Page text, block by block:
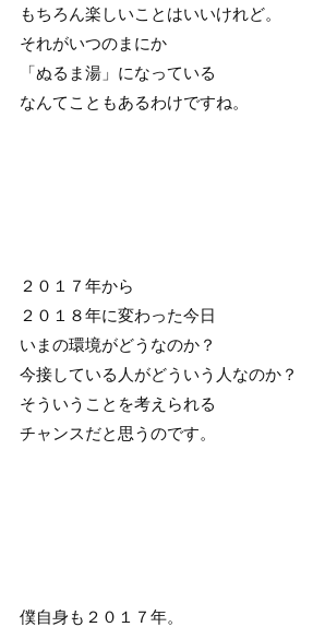
もちろん楽しいことはいいけれど。
それがいつのまにか
「ぬるま湯」になっている
なんてこともあるわけですね。
２０１７年から
２０１８年に変わった今日
いまの環境がどうなのか？
今接している人がどういう人なのか？
そういうことを考えられる
チャンスだと思うのです。
僕自身も２０１７年。